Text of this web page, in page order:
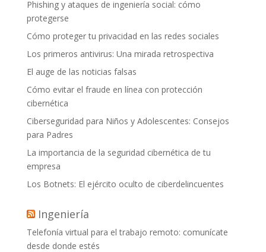
Phishing y ataques de ingeniería social: cómo
protegerse
Cómo proteger tu privacidad en las redes sociales
Los primeros antivirus: Una mirada retrospectiva
El auge de las noticias falsas
Cómo evitar el fraude en línea con protección
cibernética
Ciberseguridad para Niños y Adolescentes: Consejos
para Padres
La importancia de la seguridad cibernética de tu
empresa
Los Botnets: El ejército oculto de ciberdelincuentes
Ingeniería
Telefonía virtual para el trabajo remoto: comunícate
desde donde estés